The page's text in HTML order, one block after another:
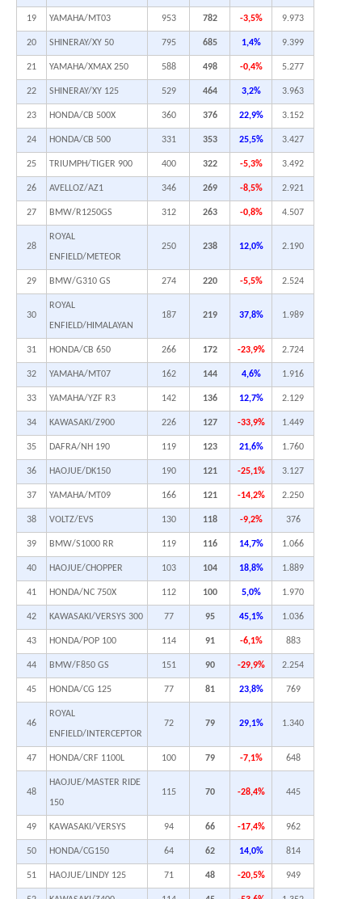
19 YAMAHA/MT03 953 782 -3,5% 9.973
20 SHINERAY/XY 50 795 685 1,4% 9.399
21 YAMAHA/XMAX 250 588 498 -0,4% 5.277
22 SHINERAY/XY 125 529 464 3,2% 3.963
23 HONDA/CB 500X 360 376 22,9% 3.152
24 HONDA/CB 500 331 353 25,5% 3.427
25 TRIUMPH/TIGER 900 400 322 -5,3% 3.492
26 AVELLOZ/AZ1 346 269 -8,5% 2.921
27 BMW/R1250GS 312 263 -0,8% 4.507
28
ROYAL
ENFIELD/METEOR
250 238 12,0% 2.190
29 BMW/G310 GS 274 220 -5,5% 2.524
30
ROYAL
ENFIELD/HIMALAYAN
187 219 37,8% 1.989
31 HONDA/CB 650 266 172 -23,9% 2.724
32 YAMAHA/MT07 162 144 4,6% 1.916
33 YAMAHA/YZF R3 142 136 12,7% 2.129
34 KAWASAKI/Z900 226 127 -33,9% 1.449
35 DAFRA/NH 190 119 123 21,6% 1.760
36 HAOJUE/DK150 190 121 -25,1% 3.127
37 YAMAHA/MT09 166 121 -14,2% 2.250
38 VOLTZ/EVS 130 118 -9,2% 376
39 BMW/S1000 RR 119 116 14,7% 1.066
40 HAOJUE/CHOPPER 103 104 18,8% 1.889
41 HONDA/NC 750X 112 100 5,0% 1.970
42 KAWASAKI/VERSYS 300 77 95 45,1% 1.036
43 HONDA/POP 100 114 91 -6,1% 883
44 BMW/F850 GS 151 90 -29,9% 2.254
45 HONDA/CG 125 77 81 23,8% 769
46
ROYAL
ENFIELD/INTERCEPTOR
72 79 29,1% 1.340
47 HONDA/CRF 1100L 100 79 -7,1% 648
48
HAOJUE/MASTER RIDE
150
115 70 -28,4% 445
49 KAWASAKI/VERSYS 94 66 -17,4% 962
50 HONDA/CG150 64 62 14,0% 814
51 HAOJUE/LINDY 125 71 48 -20,5% 949